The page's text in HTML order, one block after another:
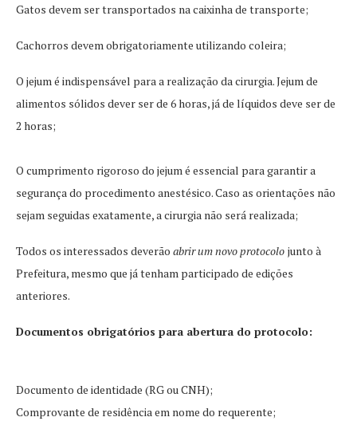
Gatos devem ser transportados na caixinha de transporte;
Cachorros devem obrigatoriamente utilizando coleira;
O jejum é indispensável para a realização da cirurgia. Jejum de
alimentos sólidos dever ser de 6 horas, já de líquidos deve ser de
2 horas;
O cumprimento rigoroso do jejum é essencial para garantir a
segurança do procedimento anestésico. Caso as orientações não
sejam seguidas exatamente, a cirurgia não será realizada;
Todos os interessados deverão abrir um novo protocolo junto à
Prefeitura, mesmo que já tenham participado de edições
anteriores.
Documentos obrigatórios para abertura do protocolo:
Documento de identidade (RG ou CNH);
Comprovante de residência em nome do requerente;